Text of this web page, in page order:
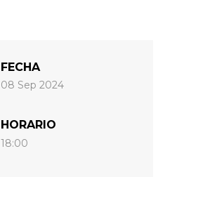
FECHA
08 Sep 2024
HORARIO
18:00